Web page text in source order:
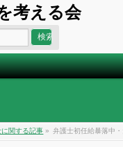
考える会
に関する記事 » 弁護士初任給暴落中